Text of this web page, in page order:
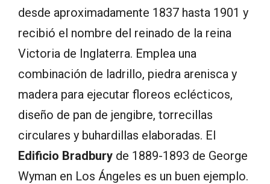
desde aproximadamente 1837 hasta 1901 y
recibió el nombre del reinado de la reina
Victoria de Inglaterra. Emplea una
combinación de ladrillo, piedra arenisca y
madera para ejecutar floreos eclécticos,
diseño de pan de jengibre, torrecillas
circulares y buhardillas elaboradas. El
Edificio Bradbury de 1889-1893 de George
Wyman en Los Ángeles es un buen ejemplo.